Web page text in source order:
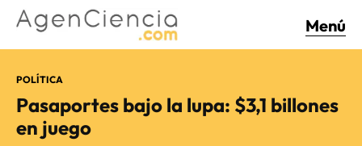
Menú
POLÍTICA
Pasaportes bajo la lupa: $3,1 billones
en juego